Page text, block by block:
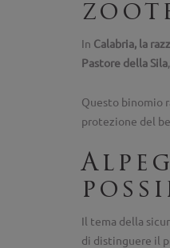
In Calabria, la
Pastore della Sila
Questo binomio
protezione del
Il tema della
di distinguere il